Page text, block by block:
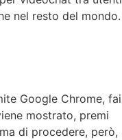
nel resto del mondo.
Google Chrome, fai
mostrato, premi
di procedere, però,